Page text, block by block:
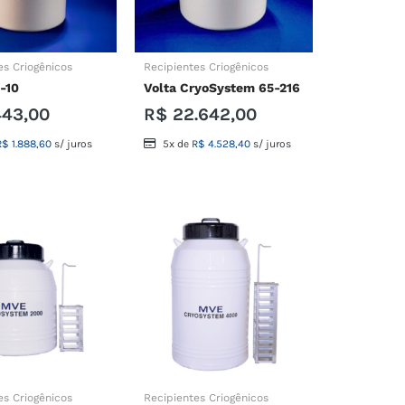
Criogênicos
10
1.888,60 s/ juros
Recipientes Criogênicos
Volta CryoSystem 65-216
R$ 22.642,00
5x de R$ 4.528,40 s/ juros
Criogênicos Recipientes Criogênicos